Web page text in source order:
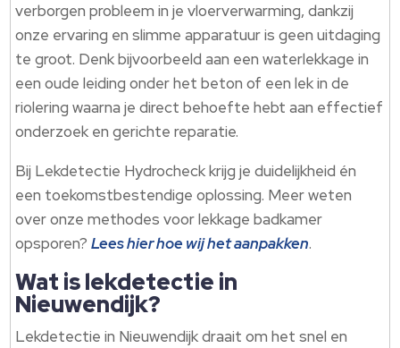
verborgen probleem in je vloerverwarming, dankzij
onze ervaring en slimme apparatuur is geen uitdaging
te groot.​ Denk bijvoorbeeld aan een waterlekkage in
een oude leiding onder het beton of een lek in de
riolering waarna je direct behoefte hebt aan effectief
onderzoek en gerichte reparatie.​
Bij Lekdetectie Hydrocheck krijg je duidelijkheid én
een toekomstbestendige oplossing.​ Meer weten
over onze methodes voor lekkage badkamer
opsporen?Lees hier hoe wij het aanpakken.​
Wat is lekdetectie in
Nieuwendijk?
Lekdetectie in Nieuwendijk draait om het snel en